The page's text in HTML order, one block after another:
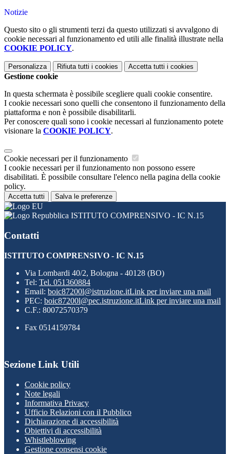
Notizie
Questo sito o gli strumenti terzi da questo utilizzati si avvalgono di
cookie necessari al funzionamento ed utili alle finalità illustrate nella
COOKIE POLICY.
Personalizza Rifiuta tutti i cookies Accetta tutti i cookies
Gestione cookie
In questa schermata è possibile scegliere quali cookie consentire.
I cookie necessari sono quelli che consentono il funzionamento della
piattaforma e non è possibile disabilitarli.
Per conoscere quali sono i cookie necessari al funzionamento potete
visionare la COOKIE POLICY.
Cookie necessari per il funzionamento
I cookie necessari per il funzionamento non possono essere
disabilitati. È possibile consultare l'elenco nella pagina della cookie
policy.
Accetta tutti Salva le preferenze
ISTITUTO COMPRENSIVO - IC N.15
Contatti
ISTITUTO COMPRENSIVO - IC N.15
Via Lombardi 40/2, Bologna - 40128 (BO)
Tel: Tel. 051360884
Email: boic87200l@istruzione.itLink per inviare una mail
PEC: boic87200l@pec.istruzione.itLink per inviare una mail
C.F.: 80072570379
Fax 0514159784
Sezione Link Utili
Cookie policy
Note legali
Informativa Privacy
Ufficio Relazioni con il Pubblico
Dichiarazione di accessibilità
Obiettivi di accessibilità
Whistleblowing
Gestione consensi cookie